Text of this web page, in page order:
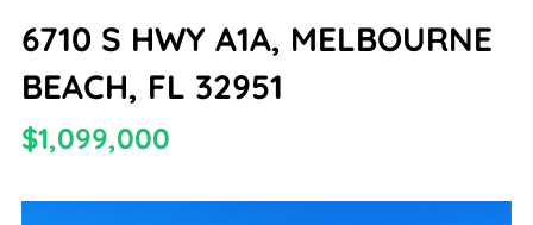
6710 S HWY A1A, MELBOURNE
BEACH, FL 32951
$1,099,000